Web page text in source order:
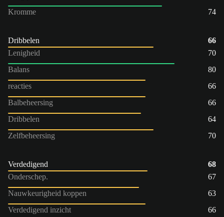
Kromme
74
Dribbelen
66
Lenigheid
70
Balans
80
reacties
66
Balbeheersing
66
Dribbelen
64
Zelfbeheersing
70
Verdedigend
68
Onderschep.
67
Nauwkeurigheid koppen
63
Verdedigend inzicht
66